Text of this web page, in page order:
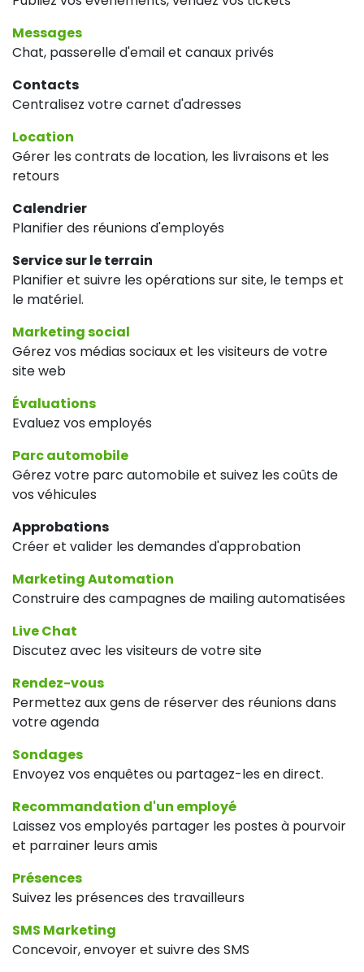
Messages
Chat, passerelle d'email et canaux privés
Contacts
Centralisez votre carnet d'adresses
Location
Gérer les contrats de location, les livraisons et les
retours
Calendrier
Planifier des réunions d'employés
Service sur le terrain
Planifier et suivre les opérations sur site, le temps et
le matériel.
Marketing social
Gérez vos médias sociaux et les visiteurs de votre
site web
Évaluations
Evaluez vos employés
Parc automobile
Gérez votre parc automobile et suivez les coûts de
vos véhicules
Approbations
Créer et valider les demandes d'approbation
Marketing Automation
Construire des campagnes de mailing automatisées
Live Chat
Discutez avec les visiteurs de votre site
Rendez-vous
Permettez aux gens de réserver des réunions dans
votre agenda
Sondages
Envoyez vos enquêtes ou partagez-les en direct.
Recommandation d'un employé
Laissez vos employés partager les postes à pourvoir
et parrainer leurs amis
Présences
Suivez les présences des travailleurs
SMS Marketing
Concevoir, envoyer et suivre des SMS